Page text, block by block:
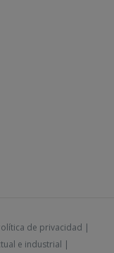
de privacidad |
e industrial |